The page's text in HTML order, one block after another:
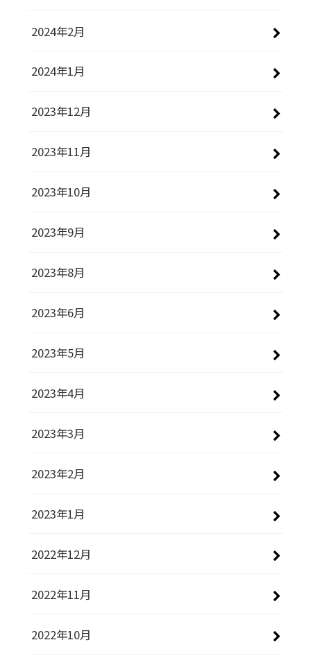
2024年2月
2024年1月
2023年12月
2023年11月
2023年10月
2023年9月
2023年8月
2023年6月
2023年5月
2023年4月
2023年3月
2023年2月
2023年1月
2022年12月
2022年11月
2022年10月